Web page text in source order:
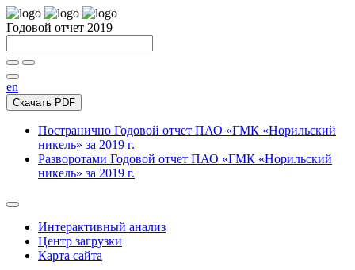
Годовой отчет 2019
en
Скачать PDF
Постранично Годовой отчет ПАО «ГМК «Норильский
никель» за 2019 г.
Разворотами Годовой отчет ПАО «ГМК «Норильский
никель» за 2019 г.
Интерактивный анализ
Центр загрузки
Карта сайта